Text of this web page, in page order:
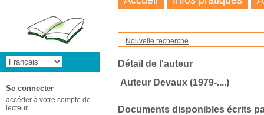
Nouvelle recherche
Détail de l'auteur
Auteur Devaux (1979-....)
Documents disponibles écrits
Se connecter
accéder à votre compte de
lecteur